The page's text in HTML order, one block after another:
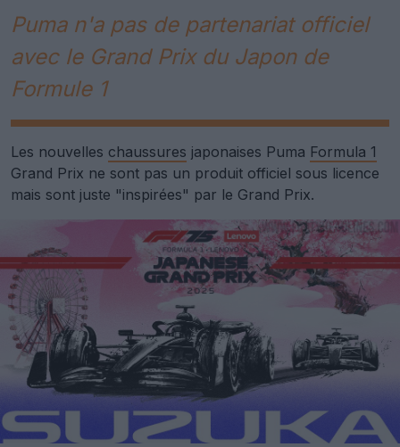
Puma n'a pas de partenariat officiel
avec le Grand Prix du Japon de
Formule 1
Les nouvelles chaussures japonaises Puma Formula 1
Grand Prix ne sont pas un produit officiel sous licence
mais sont juste "inspirées" par le Grand Prix.